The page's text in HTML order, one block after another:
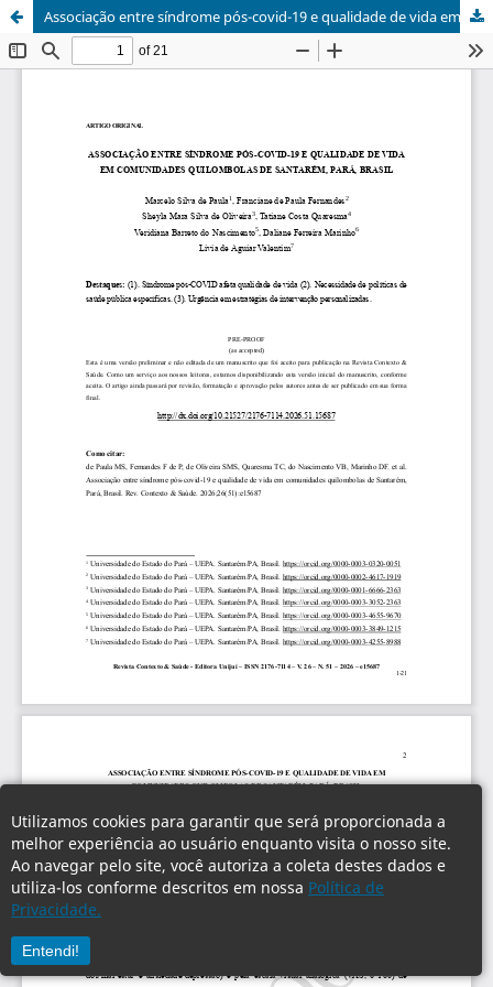
Utilizamos cookies para garantir que será proporcionada a
melhor experiência ao usuário enquanto visita o nosso site.
Ao navegar pelo site, você autoriza a coleta destes dados e
utiliza-los conforme descritos em nossa Política de
Privacidade.
Entendi!
Associação entre síndrome pós-covid-19 e qualidade de vida em comunidades quilombolas de Santarém, Pará, Brasil